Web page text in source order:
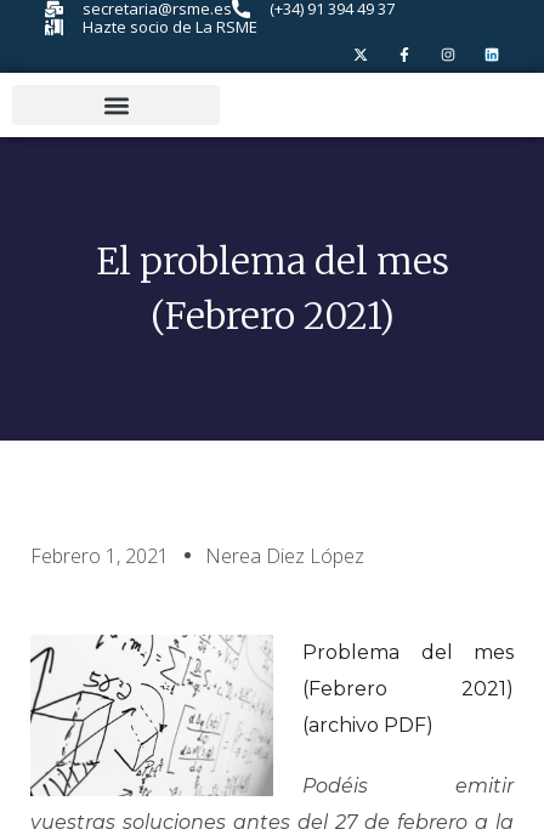
secretaria@rsme.es
(+34) 91 394 49 37
Hazte socio de La RSME
El problema del mes
(Febrero 2021)
Febrero 1, 2021 Nerea Diez López
Problema del mes
(Febrero 2021)
(archivo PDF)
Podéis emitir
vuestras soluciones antes del 27 de febrero a la